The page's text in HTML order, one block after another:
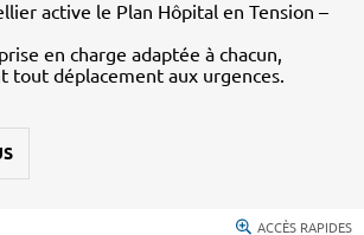
active le Plan Hôpital en Tension –
en charge adaptée à chacun,
tout déplacement aux urgences.
ACCÈS RAPIDES